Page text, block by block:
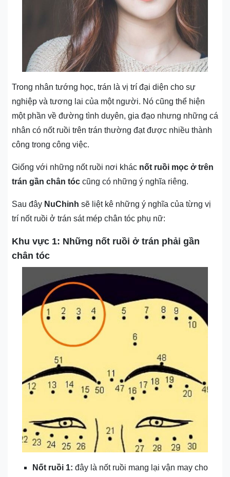
Trong nhân tướng học, trán là vị trí đại diện cho sự
nghiệp và tương lai của một người. Nó cũng thể hiện
một phần về đường tình duyên, gia đạo nhưng những cá
nhân có nốt ruồi trên trán thường đạt được nhiều thành
công trong công việc.
Giống với những nốt ruồi nơi khác nốt ruồi mọc ở trên
trán gần chân tóc cũng có những ý nghĩa riêng.
Sau đây NuChinh sẽ liệt kê những ý nghĩa của từng vị
trí nốt ruồi ở trán sát mép chân tóc phụ nữ:
Khu vực 1: Những nốt ruồi ở trán phải gần
chân tóc
Nốt ruồi 1: đây là nốt ruồi mang lại vận may cho